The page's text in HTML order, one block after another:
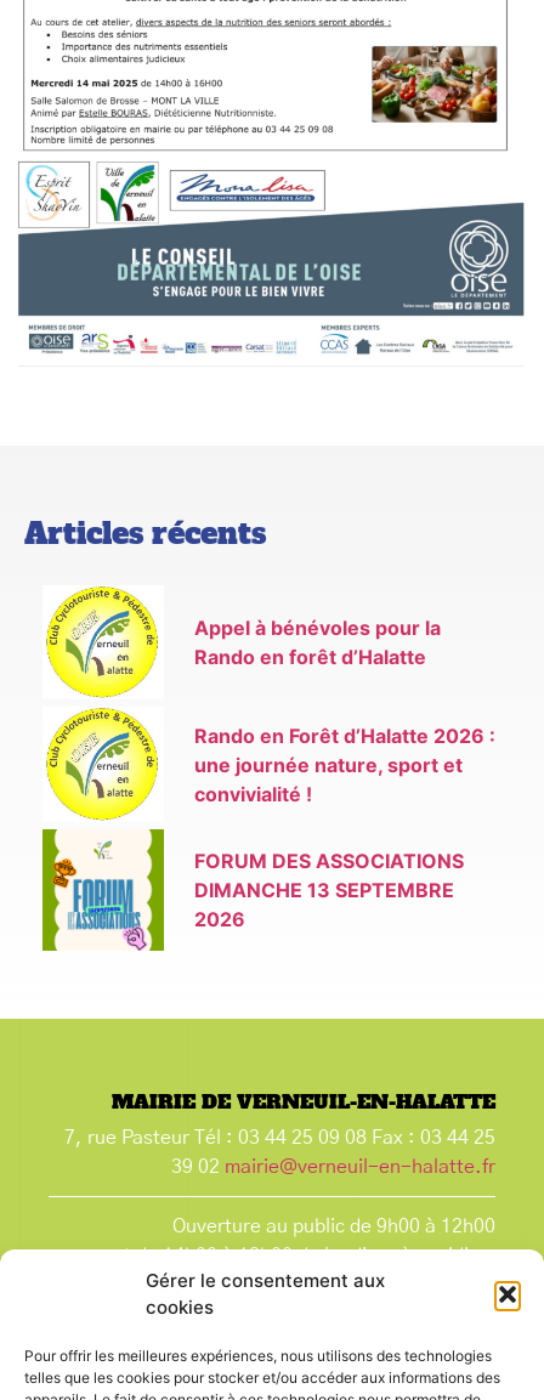
Gérer le consentement aux
cookies
Pour offrir les meilleures expériences, nous utilisons des technologies
telles que les cookies pour stocker et/ou accéder aux informations des
Articles récents
Appel à bénévoles pour la
Rando en forêt d’Halatte
Rando en Forêt d’Halatte 2026 :
une journée nature, sport et
convivialité !
FORUM DES ASSOCIATIONS
DIMANCHE 13 SEPTEMBRE
2026
MAIRIE DE VERNEUIL-EN-HALATTE
7, rue Pasteur Tél : 03 44 25 09 08 Fax : 03 44 25
39 02 mairie@verneuil-en-halatte.fr
Ouverture au public de 9h00 à 12h00
et de 14h00 à 18h00 du lundi après-midi au
vendredi,
et le samedi de 9h00 à 12h00.
que les jours fériés.